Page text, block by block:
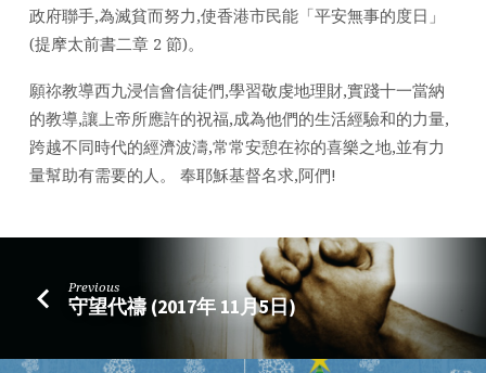
政府聯手,為滅貧而努力,使香港市民能「平安無事的度日」
(提摩太前書二章 2 節)。
願祢教導西九浸信會信徒們,學習敬虔地理財,實踐十一當納
的教導,讓上帝所應許的祝福,成為他們的生活經驗和的力量,
跨越不同時代的經濟波濤,常常安憩在祢的喜樂之地,並有力
量幫助有需要的人。 奉耶穌基督名求,阿們!
Previous
守望代禱 (2017年 11月5日)